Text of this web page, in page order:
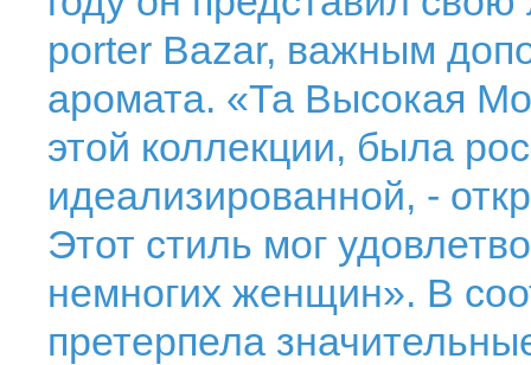
porter Bazar, важным
аромата. «Та Высокая
этой коллекции, была
идеализированной, -
Этот стиль мог
немногих женщин». В
претерпела